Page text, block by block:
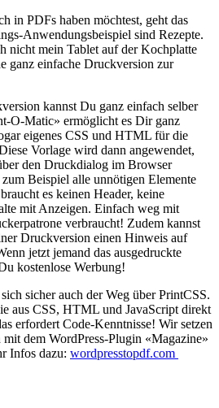
in PDFs haben möchtest, geht das
Anwendungsbeispiel sind Rezepte.
nicht mein Tablet auf der Kochplatte
ganz einfache Druckversion zur
kannst Du ganz einfach selber
O-Matic» ermöglicht es Dir ganz
eigenes CSS und HTML für die
Vorlage wird dann angewendet,
den Druckdialog im Browser
Beispiel alle unnötigen Elemente
es keinen Header, keine
mit Anzeigen. Einfach weg mit
verbraucht! Zudem kannst
Druckversion einen Hinweis auf
jetzt jemand das ausgedruckte
kostenlose Werbung!
sicher auch der Weg über PrintCSS.
aus CSS, HTML und JavaScript direkt
erfordert Code-Kenntnisse! Wir setzen
mit dem WordPress-Plugin «Magazine»
Infos dazu: wordpresstopdf.com